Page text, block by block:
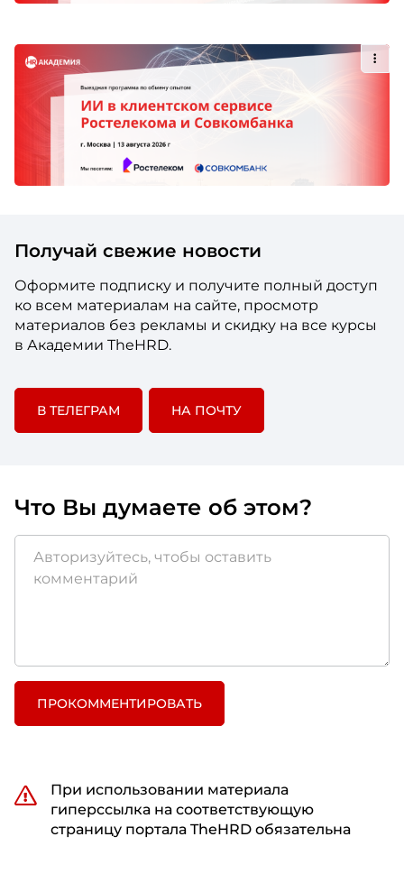
Получай свежие новости
Оформите подписку и получите полный доступ
ко всем материалам на сайте, просмотр
материалов без рекламы и скидку на все курсы
в Академии TheHRD.
В ТЕЛЕГРАМ НА ПОЧТУ
Что Вы думаете об этом?
ПРОКОММЕНТИРОВАТЬ
При использовании материала
гиперссылка на соответствующую
страницу портала TheHRD обязательна